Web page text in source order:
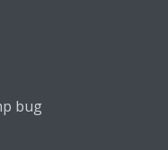
bug